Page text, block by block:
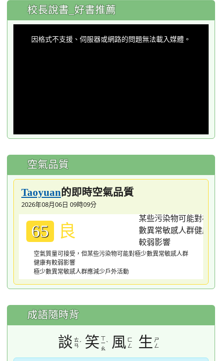
:::
校長說書_好書推薦
因格式不支援、伺服器或網路的問題無法載入媒體。
空氣品質
Taoyuan的即時空氣品質
2026年08月06日 09時09分
65 良
空氣質量可接受，但某些污染物可能對極少數異常敏感人群
健康有較弱影響
極少數異常敏感人群應減少戶外活動
成語隨時背
談 ㄊ
ㄢ ˊ 笑 ㄒ
ㄧ
ㄠ
ˋ 風 ㄈ
ㄥ
生 ㄕ
ㄥ